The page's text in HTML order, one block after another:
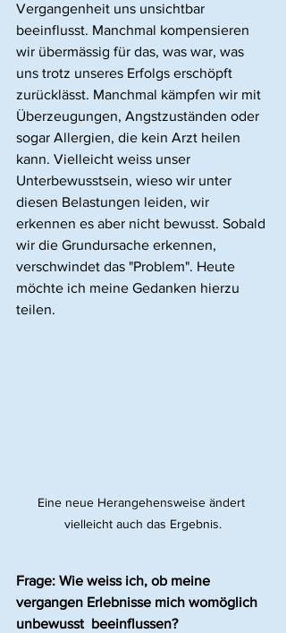
Vergangenheit uns unsichtbar
beeinflusst. Manchmal kompensieren
wir übermässig für das, was war, was
uns trotz unseres Erfolgs erschöpft
zurücklässt. Manchmal kämpfen wir mit
Überzeugungen, Angstzuständen oder
sogar Allergien, die kein Arzt heilen
kann. Vielleicht weiss unser
Unterbewusstsein, wieso wir unter
diesen Belastungen leiden, wir
erkennen es aber nicht bewusst. Sobald
wir die Grundursache erkennen,
verschwindet das "Problem". Heute
möchte ich meine Gedanken hierzu
teilen.
Eine neue Herangehensweise ändert
vielleicht auch das Ergebnis.
Frage: Wie weiss ich, ob meine
vergangen Erlebnisse mich womöglich
unbewusst  beeinflussen?